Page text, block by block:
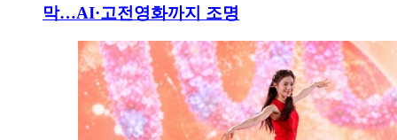
막…AI·고전영화까지 조명